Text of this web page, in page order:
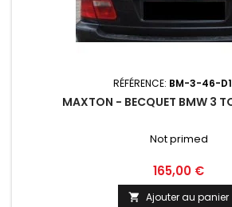
RÉFÉRENCE: BM-3-46-
MAXTON - BECQUET BMW 3
Not primed
Prix
165,00 €
 Ajouter au panier